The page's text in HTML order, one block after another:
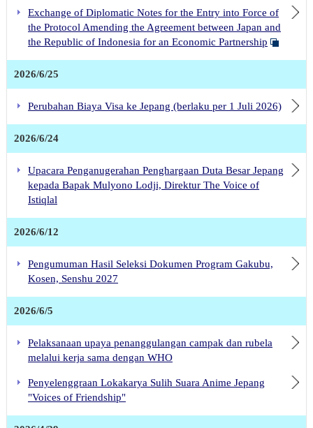
Exchange of Diplomatic Notes for the Entry into Force of
the Protocol Amending the Agreement between Japan and
the Republic of Indonesia for an Economic Partnership
2026/6/25
Perubahan Biaya Visa ke Jepang (berlaku per 1 Juli 2026)
2026/6/24
Upacara Penganugerahan Penghargaan Duta Besar Jepang
kepada Bapak Mulyono Lodji, Direktur The Voice of
Istiqlal
2026/6/12
Pengumuman Hasil Seleksi Dokumen Program Gakubu,
Kosen, Senshu 2027
2026/6/5
Pelaksanaan upaya penanggulangan campak dan rubela
melalui kerja sama dengan WHO
Penyelenggraan Lokakarya Sulih Suara Anime Jepang
"Voices of Friendship"